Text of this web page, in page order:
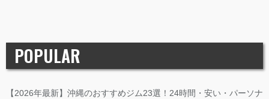
POPULAR
【2026年最新】沖縄のおすすめジム23選！24時間・安い・パーソナ